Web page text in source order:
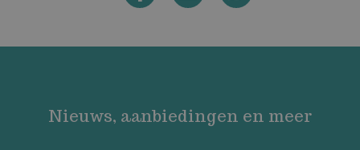
Nieuws, aanbiedingen en meer